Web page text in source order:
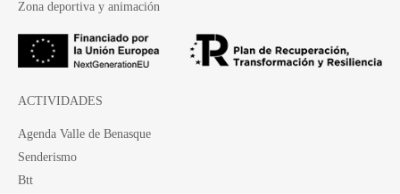
Zona deportiva y animación
ACTIVIDADES
Agenda Valle de Benasque
Senderismo
Btt